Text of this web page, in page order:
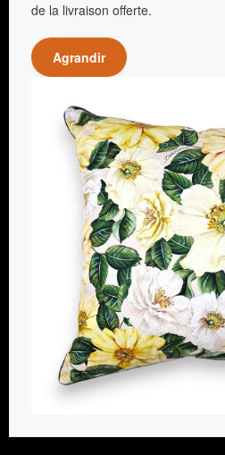
de la livraison offerte.
Agrandir